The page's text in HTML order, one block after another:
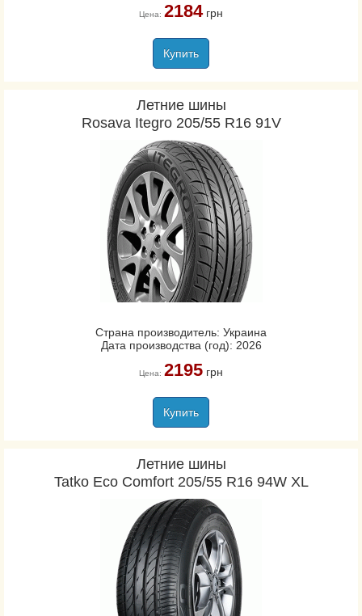
Цена: 2184грн
Купить
Летние шины
Rosava Itegro 205/55 R16 91V
Страна производитель: Украина
Дата производства (год): 2026
Цена: 2195грн
Купить
Летние шины
Tatko Eco Comfort 205/55 R16 94W XL